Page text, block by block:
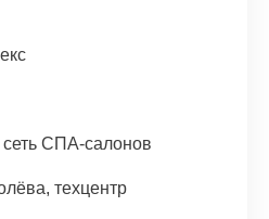
СПА-салонов
техцентр